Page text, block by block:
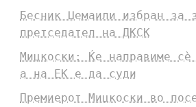
Бесник Џемаили избран за
претседател на ДКСК
Мицкоски: Ќе направиме сè
а на ЕК е да суди
Премиерот Мицкоски во